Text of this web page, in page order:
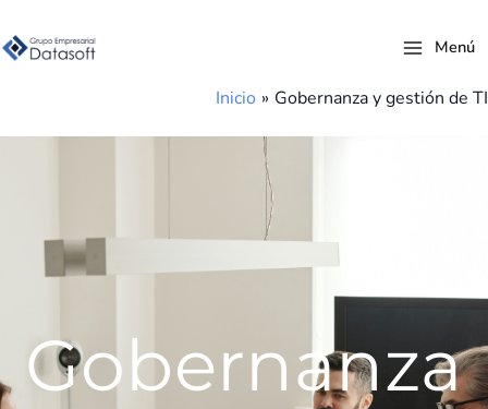
al
Menú
Inicio Gobernanza y gestión de TI
Gobernanza